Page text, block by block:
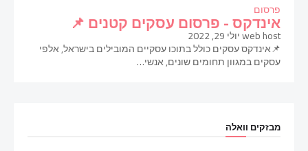
פרסום
אינדקס - פרסום עסקים קטנים 📌
web hostיולי 29, 2022
📌אינדקס עסקים כולל בתוכו עסקיים המובילים בישראל, אלפי
עסקים במגוון תחומים שונים, אנשי…
מבזקים וואלה